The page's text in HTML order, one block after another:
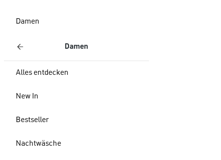
Damen
Damen
Alles entdecken
New In
Bestseller
Nachtwäsche